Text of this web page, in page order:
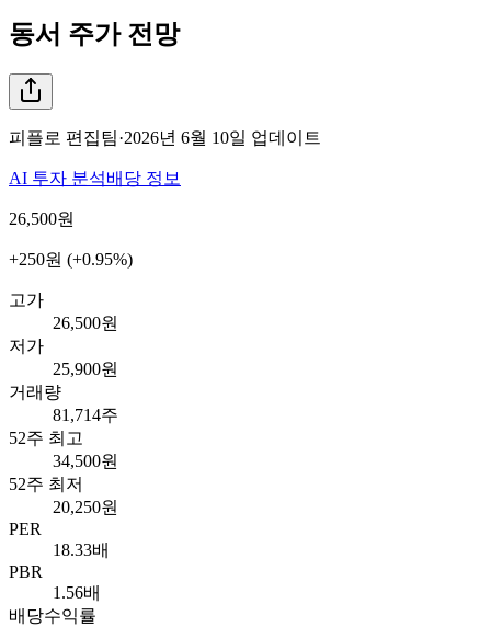
동서 주가 전망
피플로 편집팀·2026년 6월 10일 업데이트
AI 투자 분석배당 정보
26,500원
+250원 (+0.95%)
고가
26,500원
저가
25,900원
거래량
81,714주
52주 최고
34,500원
52주 최저
20,250원
PER
18.33배
PBR
1.56배
배당수익률